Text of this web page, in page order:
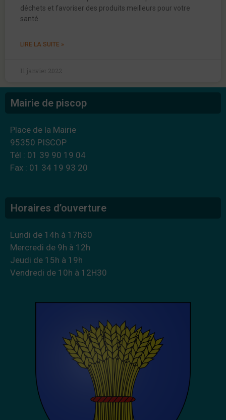
déchets et favoriser des produits meilleurs pour votre
santé.
LIRE LA SUITE »
11 janvier 2022
Mairie de piscop
Place de la Mairie
95350 PISCOP
Tél : 01 39 90 19 04
Fax : 01 34 19 93 20
Horaires d’ouverture
Lundi de 14h à 17h30
Mercredi de 9h à 12h
Jeudi de 15h à 19h
Vendredi de 10h à 12H30